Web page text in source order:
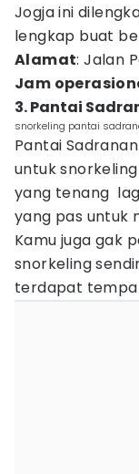
Jogja ini
lengkap buat
Alamat: Jalan
Jam
3. Pantai
snorkeling pantai
Pantai
untuk
yang tenang
yang pas untuk
Kamu juga gak
snorkeling
terdapat